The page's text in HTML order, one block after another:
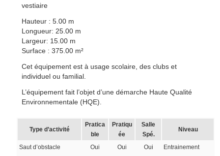
vestiaire
Hauteur : 5.00 m
Longueur: 25.00 m
Largeur: 15.00 m
Surface : 375.00 m²
Cet équipement est à usage scolaire, des clubs et
individuel ou familial.
L’équipement fait l’objet d’une démarche Haute Qualité
Environnementale (HQE).
Type d’activité
Pratica
ble
Pratiqu
ée
Salle
Spé.
Niveau
Saut d’obstacle Oui Oui Oui Entrainement